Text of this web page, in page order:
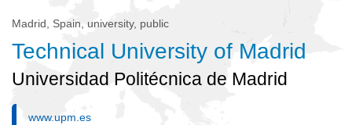
Madrid, Spain, university, public
Technical University of Madrid
Universidad Politécnica de Madrid
www.upm.es